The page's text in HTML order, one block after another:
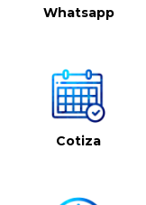
Whatsapp
Cotiza